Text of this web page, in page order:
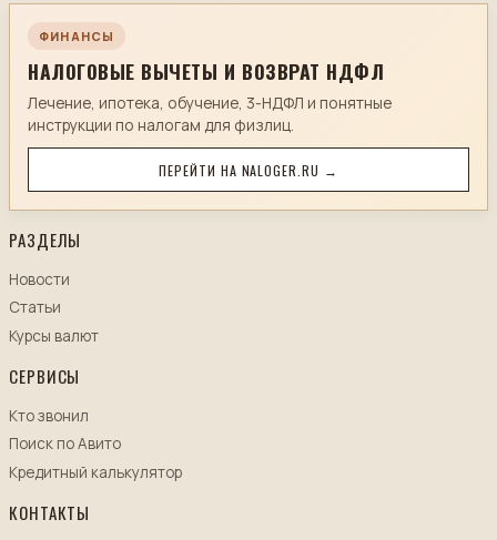
ФИНАНСЫ
НАЛОГОВЫЕ ВЫЧЕТЫ И ВОЗВРАТ НДФЛ
Лечение, ипотека, обучение, 3-НДФЛ и понятные
инструкции по налогам для физлиц.
ПЕРЕЙТИ НА NALOGER.RU →
РАЗДЕЛЫ
Новости
Статьи
Курсы валют
СЕРВИСЫ
Кто звонил
Поиск по Авито
Кредитный калькулятор
КОНТАКТЫ